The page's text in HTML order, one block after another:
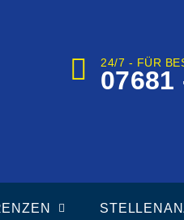
24/7 - FÜR
07681